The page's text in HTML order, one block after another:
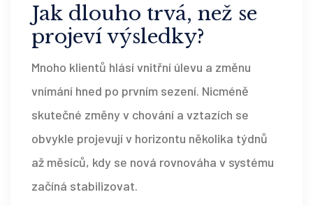
Jak dlouho trvá, než se
projeví výsledky?
Mnoho klientů hlásí vnitřní úlevu a změnu
vnímání hned po prvním sezení. Nicméně
skutečné změny v chování a vztazích se
obvykle projevují v horizontu několika týdnů
až měsíců, kdy se nová rovnováha v systému
začíná stabilizovat.